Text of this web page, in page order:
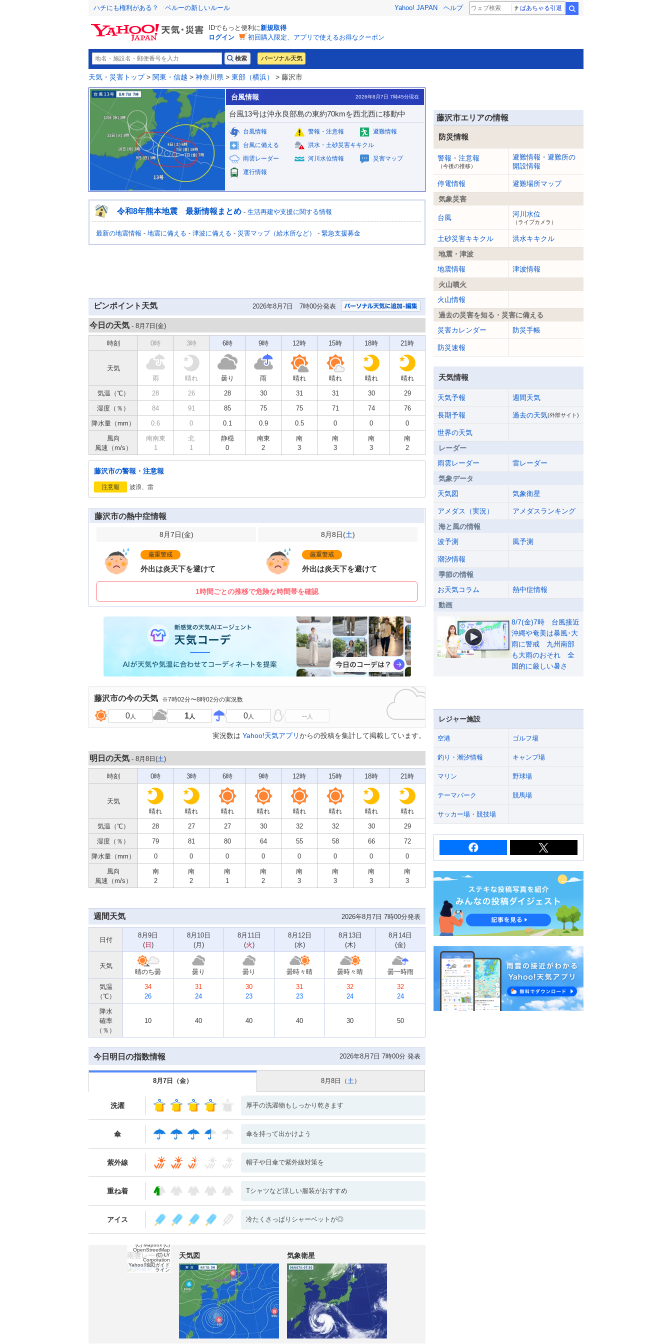
ハチにも権利がある？ ペルーの新しいルール Yahoo! JAPAN ヘルプ ばあちゃる引退
IDでもっと便利に新規取得
ログイン
初回購入限定、アプリで使えるお得なクーポン
パーソナル天気
天気・災害トップ> 関東・信越 > 神奈川県 > 東部（横浜） > 藤沢市
台風情報 2026年8月7日 7時45分現在
台風13号は沖永良部島の東約70kmを西北西に移動中
台風情報 警報・注意報
避難情報
台風に備える
洪水・土砂災害キキクル
雨雲レーダー
河川水位情報
災害マップ
運行情報
令和8年熊本地震 最新情報まとめ - 生活再建や支援に関する情報
最新の地震情報 - 地震に備える - 津波に備える - 災害マップ（給水所など） - 緊急支援募金
ピンポイント天気 2026年8月7日 7時00分発表
今日の天気 - 8月7日(金)
時刻 0時 3時 6時 9時 12時 15時 18時 21時
天気
雨
晴れ 曇り 雨 晴れ 晴れ 晴れ
晴れ
気温（℃）
28 26 28 30 31 31 30
29
湿度（％）
84 91 85 75 75 71 74
76
降水量（mm）
0.6 0 0.1 0.9 0.5 0 0
0
風向
風速（m/s）
南南東
1
北
1
静穏
0
南東
2
南
3
南
3
南
3
南
2
藤沢市の警報・注意報
注意報 波浪、雷
藤沢市の熱中症情報
8月7日(金)
厳重警戒
外出は炎天下を避けて
8月8日(土)
厳重警戒
外出は炎天下を避けて
1時間ごとの推移で危険な時間帯を確認
藤沢市の今の天気 ※7時02分〜8時02分の実況数
0人 1人 0人 -- 人
実況数は Yahoo!天気アプリからの投稿を集計して掲載しています。
明日の天気 - 8月8日(土)
時刻 0時 3時 6時 9時 12時 15時 18時 21時
天気
晴れ
晴れ 晴れ 晴れ 晴れ 晴れ 晴れ
晴れ
気温（℃）
28 27 27 30 32 32 30
29
湿度（％）
79 81 80 64 55 58 66
72
降水量（mm）
0 0 0 0 0 0 0
0
風向
風速（m/s）
南
2
南
2
南
1
南
2
南
3
南
3
南
3
南
3
週間天気 2026年8月7日 7時00分発表
日付
8月9日
(日 )
8月10日
(月 )
8月11日
(火)
8月12日
(水)
8月13日
(木)
8月14日
(金)
天気
晴のち曇
曇り 曇り 曇時々晴 曇時々晴
曇一時雨
気温
（℃）
34
26
31
24
30
23
31
23
32
24
32
24
降水
確率
（％）
10 40 40 40 30 50
今日明日の指数情報 2026年8月7日 7時00分 発表
8月7日（金） 8月8日（土）
洗濯 厚手の洗濯物もしっかり乾きます
傘 傘を持って出かけよう
紫外線 帽子や日傘で紫外線対策を
重ね着 Tシャツなど涼しい服装がおすすめ
アイス 冷たくさっぱりシャーベットが◎
雨雲レーダー
(C) Mapbox (C)
OpenStreetMap
(C) LY
Corporation
Yahoo!地図ガイド
ライン
天気図 気象衛星
藤沢市エリアの情報
防災情報
警報・注意報
（今後の推移）
避難情報・避難所の
開設情報
停電情報
避難場所マップ
気象災害
台風 河川水位
（ライブカメラ）
土砂災害キキクル
洪水キキクル
地震・津波
地震情報
津波情報
火山噴火
火山情報
過去の災害を知る・災害に備える
災害カレンダー
防災手帳
防災速報
天気情報
天気予報 週間天気
長期予報 過去の天気(外部サイト)
世界の天気
レーダー
雨雲レーダー
雷レーダー
気象データ
天気図
気象衛星
アメダス（実況）
アメダスランキング
海と風の情報
波予測
風予測
潮汐情報
季節の情報
お天気コラム
熱中症情報
動画
8/7(金)7時 台風接近
沖縄や奄美は暴風･大
雨に警戒 九州南部
も大雨のおそれ 全
国的に厳しい暑さ
レジャー施設
空港 ゴルフ場
釣り・潮汐情報 キャンプ場
マリン 野球場
テーマパーク 競馬場
サッカー場・競技場